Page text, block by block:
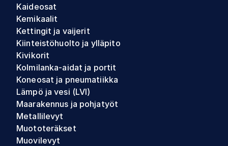
Kaideosat
Kemikaalit
Kettingit ja vaijerit
Kiinteistöhuolto ja ylläpito
Kivikorit
Kolmilanka-aidat ja portit
Koneosat ja pneumatiikka
Lämpö ja vesi (LVI)
Maarakennus ja pohjatyöt
Metallilevyt
Muototeräkset
Muovilevyt